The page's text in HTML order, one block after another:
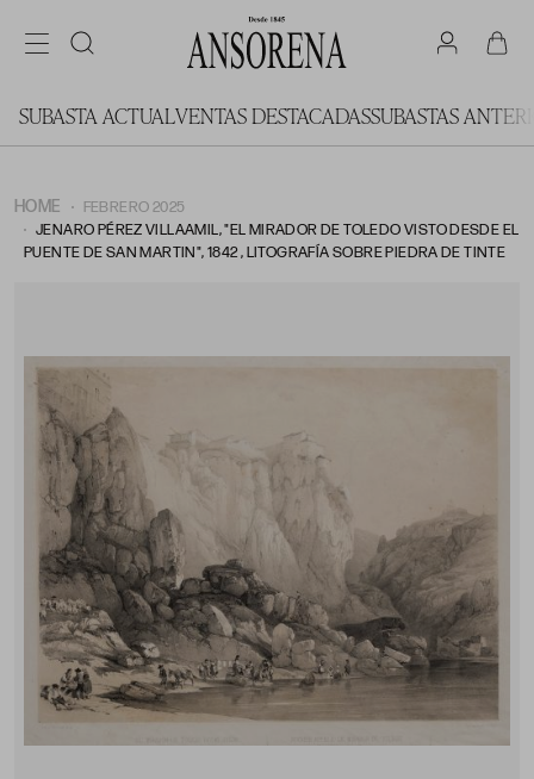
SUBASTA ACTUALVENTAS DESTACADASSUBASTAS
HOME
FEBRERO 2025
JENARO PÉREZ VILLAAMIL, "EL MIRADOR DE TOLEDO VISTO DESDE EL
PUENTE DE SAN MARTIN", 1842 , LITOGRAFÍA SOBRE PIEDRA DE TINTE